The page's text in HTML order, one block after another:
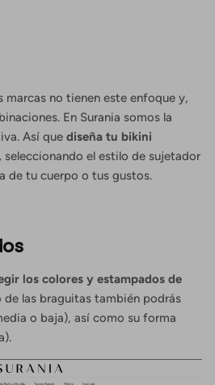
marcas no tienen este enfoque y,
En Surania somos la
Así que diseña tu bikini
seleccionando el estilo de sujetador
de tu cuerpo o tus gustos.
los colores y estampados de
de las braguitas también podrás
o baja), así como su forma